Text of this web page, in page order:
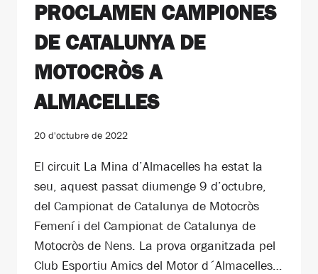
PROCLAMEN CAMPIONES
DE CATALUNYA DE
MOTOCRÒS A
ALMACELLES
20 d'octubre de 2022
El circuit La Mina d’Almacelles ha estat la
seu, aquest passat diumenge 9 d’octubre,
del Campionat de Catalunya de Motocròs
Femení i del Campionat de Catalunya de
Motocròs de Nens. La prova organitzada pel
Club Esportiu Amics del Motor d´Almacelles…